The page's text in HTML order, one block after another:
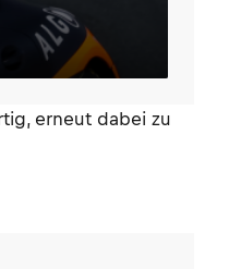
erneut dabei zu